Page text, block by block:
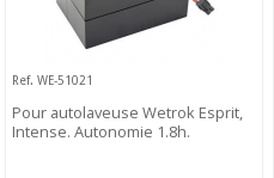
Ref. WE-51021
Pour autolaveuse Wetrok Esprit,
Intense. Autonomie 1.8h.